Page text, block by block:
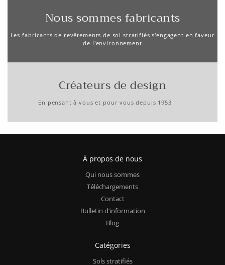
Nous sommes fabricants
Les fabricants de revêtements de sol stratifiés s'engagent en faveur
de l'environnement
Créateurs de design
En pensant à vous et pour vous depuis 1953
À propos de nous
Qui nous sommes
Téléchargements
Contact
Bulletin d’information
Blog
Catégories
Sols stratifiés